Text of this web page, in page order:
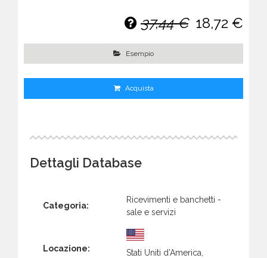
37,44 € 18,72 €
Esempio
Acquista
Dettagli Database
Categoria:
Ricevimenti e banchetti -
sale e servizi
Locazione:
Stati Uniti d’America,